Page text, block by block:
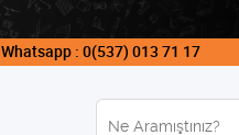
Whatsapp : 0(537) 013 71 17